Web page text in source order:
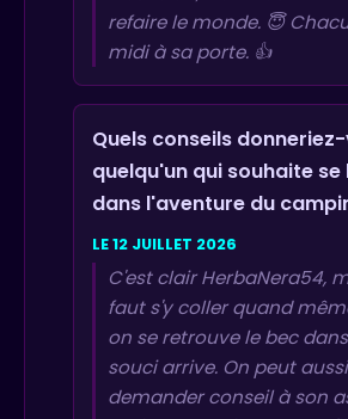
refaire le monde. 😇
midi à sa porte. 👍
Quels conseils
quelqu'un qui souhaite se
dans l'aventure du
LE 12 JUILLET 2026
C'est clair HerbaNera54,
faut s'y coller quand
on se retrouve le bec
souci arrive. On peut aussi
demander conseil à son